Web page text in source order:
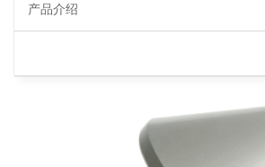
产品介绍
80度伞形顶尖(BP80)